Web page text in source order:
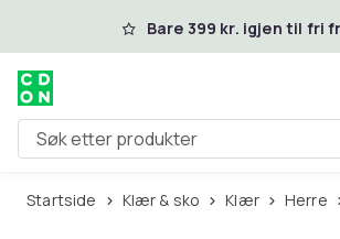
Hopp til hovedinnholdBare 399 kr. igjen til fri
Søk etter produkter
Startside Klær & sko Klær Herre